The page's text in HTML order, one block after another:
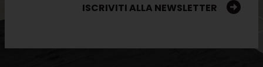
ISCRIVITI ALLA NEWSLETTER